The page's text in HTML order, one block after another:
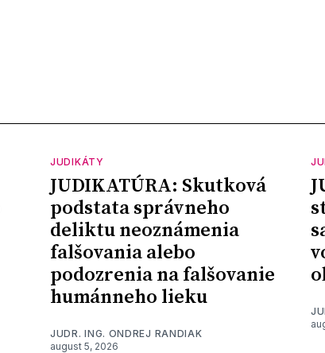
JUDIKÁTY
JUDIKATÚRA: Skutková
podstata správneho
deliktu neoznámenia
falšovania alebo
podozrenia na falšovanie
humánneho lieku
JUDR. ING. ONDREJ RANDIAK
august 5, 2026